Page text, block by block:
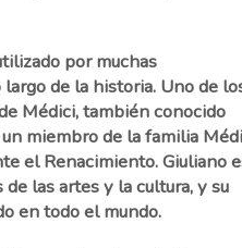
por muchas
de la historia. Uno de
Médici, también conocido
miembro de la familia
el Renacimiento. Giuliano
las artes y la cultura, y su
en todo el mundo.